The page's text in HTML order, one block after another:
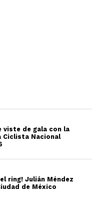
viste de gala con la
Ciclista Nacional
ring! Julián Méndez
de México